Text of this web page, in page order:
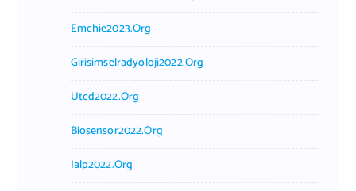
Emchie2023.org
Girisimselradyoloji2022.org
Utcd2022.org
Biosensor2022.org
Ialp2022.org